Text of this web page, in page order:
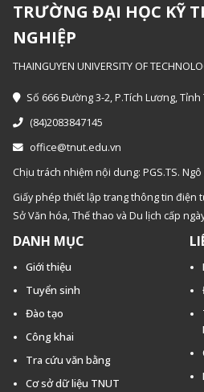
TRƯỜNG ĐẠI HỌC KỸ
NGHIỆP
THAINGUYEN UNIVERSITY OF
Số 666 Đường 3-2, P.Tích Lương,
(84)2083847145
office@tnut.edu.vn
Chịu trách nhiệm nội dung: PGS.TS.
Giấy phép thiết lập trang thông tin điện
Sở Văn hóa, Thế thao và Du lịch cấp
DANH MỤC
Giới thiệu
Tuyển sinh
Đào tạo
Công khai
Tra cứu văn bằng
Cơ sở dữ liệu TNUT